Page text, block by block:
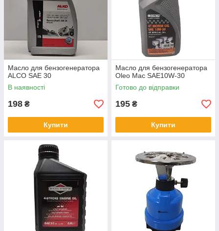
Масло для бензогенератора
ALCO SAE 30
В наявності
198 ₴
Купити
Масло для бензогенератора
Oleo Mac SAE10W-30
Готово до відправки
195 ₴
Купити